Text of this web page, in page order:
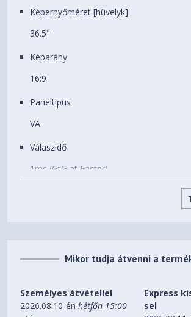
Képernyőméret [hüvelyk]
36.5"
Képarány
16:9
Paneltípus
VA
Válaszidő
1ms (GtG at Faster)
0.21042 x 0.21042 mm
1.07B
Mikor tudja átvenni a
Személyes átvétellel
2026.08.10-énhétfőn 15:00
Express
sel